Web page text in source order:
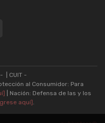
| CUIT -
al Consumidor: Para
| Nación: Defensa de las y los
aquí] .